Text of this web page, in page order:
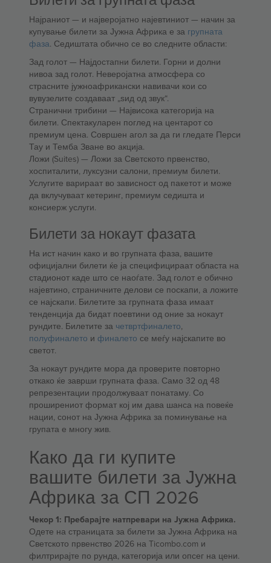
Најраниот — и најверојатно најевтиниот — начин за
купување билети за Јужна Африка е за групната
фаза. Седиштата обично се во следните области:
Зад голот — Најдостапни билети. Горни и долни
нивоа зад голот. Неверојатна атмосфера со
страсните јужноафрикански навивачи кои со
вувузелите создаваат „ѕид од звук“.
Странични трибини — Највисока категорија на
билети. Спектакуларен поглед на центарот со
премиум цена. Совршен агол за да ги гледате Перси
Тау и Темба Зване во акција.
Ложи (Suites) — Ложи за Светското првенство,
хоспиталити, луксузни салони, премиум билети.
Услугите варираат во зависност од пакетот и може
да вклучуваат кетеринг, премиум седишта и
консиерж услуги.
Билети за нокаут фазата
На ист начин како и во групната фаза, вашите
официјални билети ќе ја специфицираат областа на
стадионот каде што се наоѓате. Зад голот е обично
најевтино, страничните делови се поскапи, а ложите
се најскапи. Билетите за групната фаза имаат
тенденција да бидат поевтини од оние за нокаут
рундите. Билетите за четвртфиналето,
полуфиналето и финалето се меѓу најскапите во
светот.
За нокаут рундите мора да проверите повторно
откако ќе заврши групната фаза. Само 32 од 48
репрезентации продолжуваат понатаму. Со
проширениот формат кој им дава шанса на повеќе
нации, сонот на Јужна Африка за поминување на
групата е многу жив.
Како да ги купите
вашите билети за Јужна
Африка за СП 2026
Чекор 1: Пребарајте натпревари на Јужна Африка.
Одете на страницата за билети за Јужна Африка на
Светското првенство 2026 на Ticombo.com и
филтрирајте по рунда, категорија или опсег на цени.